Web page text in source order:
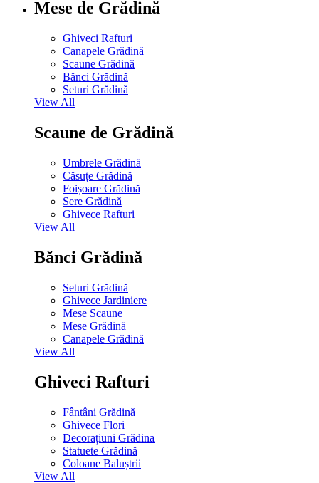
Mese de Grădină
Ghiveci Rafturi
Canapele Grădină
Scaune Grădină
Bănci Grădină
Seturi Grădină
View All
Scaune de Grădină
Umbrele Grădină
Căsuțe Grădină
Foișoare Grădină
Sere Grădină
Ghivece Rafturi
View All
Bănci Grădină
Seturi Grădină
Ghivece Jardiniere
Mese Scaune
Mese Grădină
Canapele Grădină
View All
Ghiveci Rafturi
Fântâni Grădină
Ghivece Flori
Decorațiuni Grădina
Statuete Grădină
Coloane Baluștrii
View All